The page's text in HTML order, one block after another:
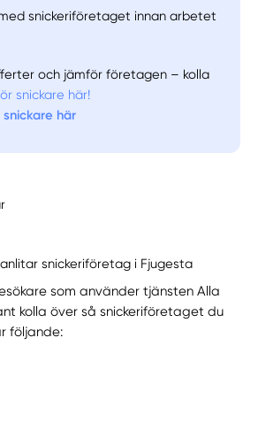
snickeriföretaget innan arbetet
och jämför företagen – kolla
snickare här!
här
snickeriföretag i Fjugesta
som använder tjänsten Alla
kolla över så snickeriföretaget du
följande: